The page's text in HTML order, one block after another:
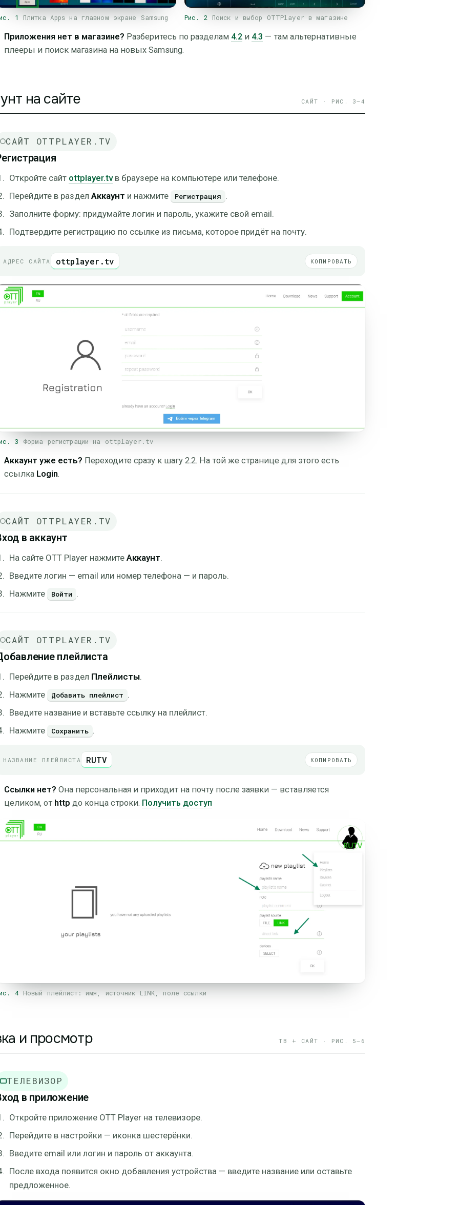
1 Плитка Apps на главном экране Samsung Рис. 2 Поиск и выбор OTTPlayer в магазине
Приложения нет в магазине? Разберитесь по разделам 4.2 и 4.3 — там альтернативные
плееры и поиск магазина на новых Samsung.
на сайте САЙТ · РИС. 3–4
САЙТ OTTPLAYER.TV
Откройте сайт ottplayer.tvв браузере на компьютере или телефоне.
Перейдите в раздел Аккаунт и нажмите Регистрация .
Заполните форму: придумайте логин и пароль, укажите свой email.
Подтвердите регистрацию по ссылке из письма, которое придёт на почту.
АДРЕС САЙТА ottplayer.tv КОПИРОВАТЬ
3 Форма регистрации на ottplayer.tv
Аккаунт уже есть? Переходите сразу к шагу 2.2. На той же странице для этого есть
ссылка Login.
САЙТ OTTPLAYER.TV
в аккаунт
На сайте OTT Player нажмите Аккаунт.
Введите логин — email или номер телефона — и пароль.
Нажмите
Войти .
САЙТ OTTPLAYER.TV
плейлиста
Перейдите в раздел Плейлисты.
Нажмите
Добавить плейлист .
Введите название и вставьте ссылку на плейлист.
Нажмите
Сохранить .
НАЗВАНИЕ ПЛЕЙЛИСТА RUTV КОПИРОВАТЬ
Ссылки нет? Она персональная и приходит на почту после заявки — вставляется
целиком, от http до конца строки. Получить доступ
4 Новый плейлист: имя, источник LINK, поле ссылки
и просмотр ТВ + САЙТ · РИС. 5–6
ТЕЛЕВИЗОР
в приложение
Откройте приложение OTT Player на телевизоре.
Перейдите в настройки — иконка шестерёнки.
Введите email или логин и пароль от аккаунта.
После входа появится окно добавления устройства — введите название или оставьте
предложенное.